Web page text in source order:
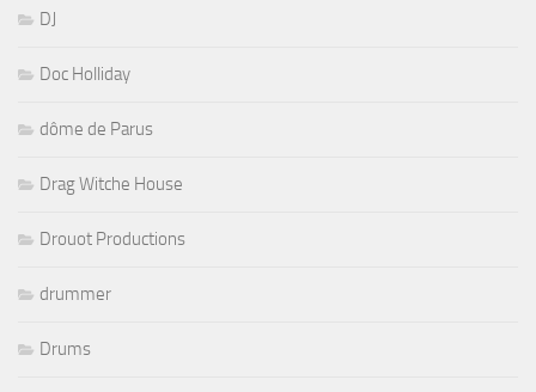
DJ
Doc Holliday
dôme de Parus
Drag Witche House
Drouot Productions
drummer
Drums